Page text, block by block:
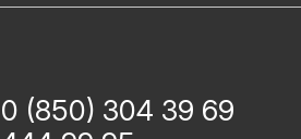
0 (850) 304 39 69